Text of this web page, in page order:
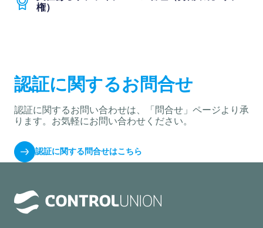
権）
認証に関するお問合せ
認証に関するお問い合わせは、「問合せ」ページより承
ります。お気軽にお問い合わせください。
認証に関する問合せはこちら